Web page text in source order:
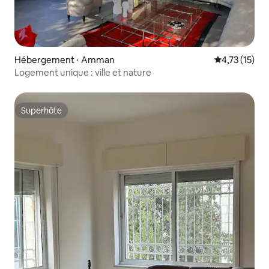
Hébergement ⋅ Amman Évaluation
4,73 (15)
Logement unique : ville et nature
Superhôte
Superhôte